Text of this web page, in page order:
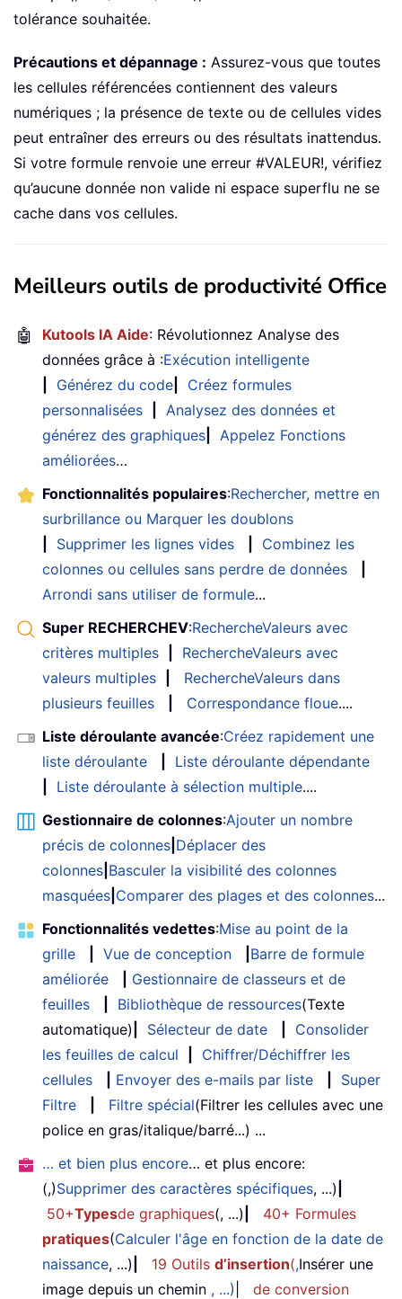
tolérance souhaitée.
Précautions et dépannage : Assurez-vous que toutes
les cellules référencées contiennent des valeurs
numériques ; la présence de texte ou de cellules vides
peut entraîner des erreurs ou des résultats inattendus.
Si votre formule renvoie une erreur #VALEUR!, vérifiez
qu’aucune donnée non valide ni espace superflu ne se
cache dans vos cellules.
Meilleurs outils de productivité Office
🤖 Kutools IA Aide: Révolutionnez Analyse des
données grâce à :Exécution intelligente
Générez du code
Créez formules
personnalisées
Analysez des données et
générez des graphiques
Appelez Fonctions
améliorées…
Fonctionnalités populaires:Rechercher, mettre en
surbrillance ou Marquer les doublons
Supprimer les lignes vides
Combinez les
colonnes ou cellules sans perdre de données
Arrondi sans utiliser de formule...
Super RECHERCHEV:RechercheValeurs avec
critères multiples
RechercheValeurs avec
valeurs multiples
RechercheValeurs dans
plusieurs feuilles
Correspondance floue....
Liste déroulante avancée:Créez rapidement une
liste déroulante
Liste déroulante dépendante
Liste déroulante à sélection multiple....
Gestionnaire de colonnes:Ajouter un nombre
précis de colonnes Déplacer des
colonnes Basculer la visibilité des colonnes
masquées Comparer des plages et des colonnes...
Fonctionnalités vedettes:Mise au point de la
grille
Vue de conception
Barre de formule
améliorée
Gestionnaire de classeurs et de
feuilles
Bibliothèque de ressources(Texte
automatique)
Sélecteur de date
Consolider
les feuilles de calcul
Chiffrer/Déchiffrer les
cellules
Envoyer des e-mails par liste
Super
Filtre
Filtre spécial(Filtrer les cellules avec une
police en gras/italique/barré...) ...
… et bien plus encore… et plus encore:
(,)Supprimer des caractères spécifiques, ...)
50+Typesde graphiques(, ...)
40+ Formules
pratiques(Calculer l'âge en fonction de la date de
naissance, ...) 19 Outils d’insertion(,Insérer une
image depuis un chemin , ...)
de conversion